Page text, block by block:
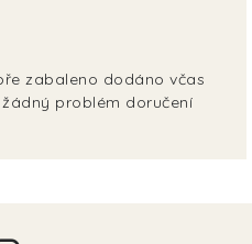
zabaleno dodáno včas
problém doručení